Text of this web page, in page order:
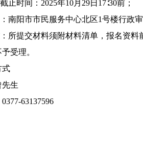
止时间：2025年10月29日17∶30前；
南阳市市民服务中心北区1号楼行政
所提交材料须附材料清单，报名资
受理。
式
先生
63137596